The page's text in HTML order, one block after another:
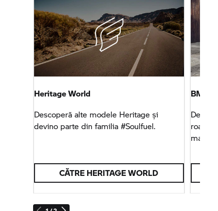
Heritage World
Descoperă alte modele Heritage și
devino parte din familia #Soulfuel.
CĂTRE HERITAGE WORLD
BMW
mare.